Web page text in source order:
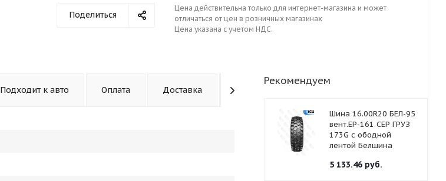
Поделиться
Цена действительна только для интернет-магазина и может
отличаться от цен в розничных магазинах
Цена указана с учетом НДС.
Подходит к авто Оплата Доставка
Рекомендуем
Шина 16.00R20 БЕЛ-95
вент.ЕР-161 СЕР ГРУЗ
173G с ободной
лентой Белшина
5 133.46 руб.